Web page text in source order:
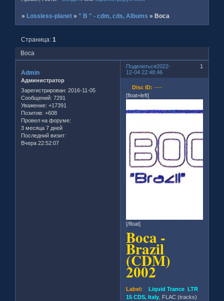
» Lossless-planet » " B " - cdm, cds, Albums » Boca
Boca
Страница:1
Поделиться 1
2022-
12-04 22:48:46
Admin
Администратор
Зарегистрирован: 2016-11-05
Сообщений: 7291
Уважение: +17391
Позитив: +608
Провел на форуме:
3 месяца 7 дней
Последний визит:
Вчера 22:52:07
Disc ID: ----
[float=left]
[/float]
Boca -
Brazil
(CDM)
2002
Label: Liquid Trance LTR
15 CDS, Italy , FLAC (tracks)